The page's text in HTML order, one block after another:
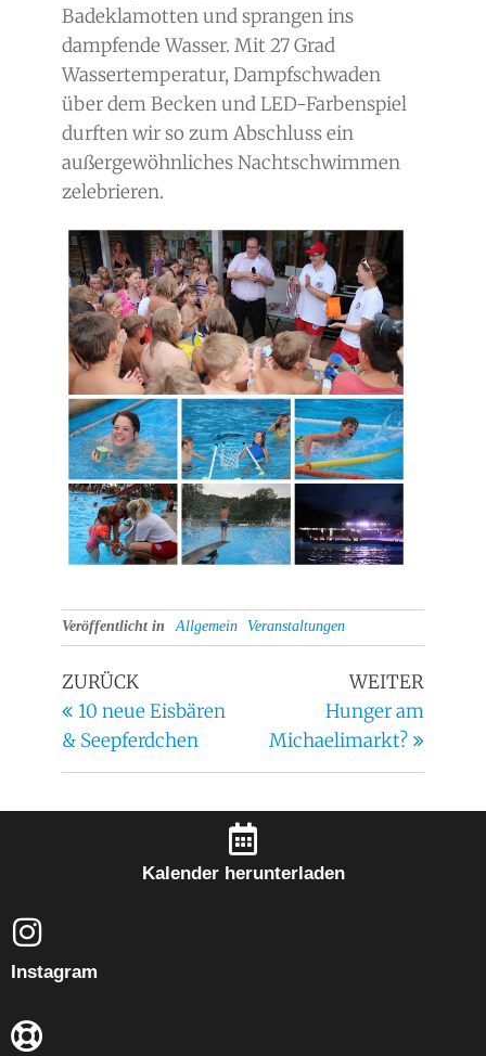
Badeklamotten und sprangen ins
dampfende Wasser. Mit 27 Grad
Wassertemperatur, Dampfschwaden
über dem Becken und LED-Farbenspiel
durften wir so zum Abschluss ein
außergewöhnliches Nachtschwimmen
zelebrieren.
Veröffentlicht in Allgemein Veranstaltungen
ZURÜCK
10 neue Eisbären
& Seepferdchen
WEITER
Hunger am
Michaelimarkt?
Kalender herunterladen
Instagram